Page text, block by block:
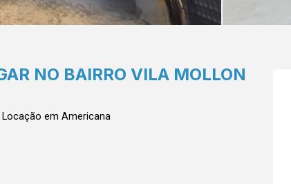
NO BAIRRO VILA MOLLON
em Americana